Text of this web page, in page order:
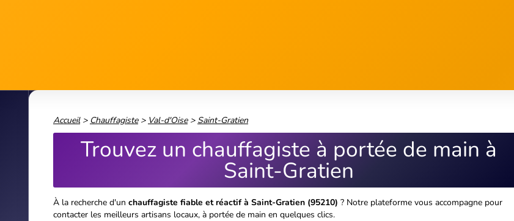
Accueil> Chauffagiste> Val-d'Oise> Saint-Gratien
Trouvez un chauffagiste à portée de main à
Saint-Gratien
À la recherche d'un chauffagiste fiable et réactif à Saint-Gratien (95210) ? Notre plateforme vous accompagne pour
contacter les meilleurs artisans locaux, à portée de main en quelques clics.